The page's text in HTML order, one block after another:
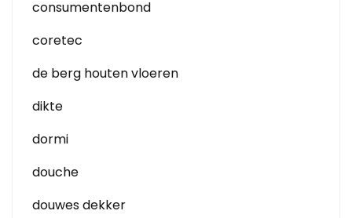
consumentenbond
coretec
de berg houten vloeren
dikte
dormi
douche
douwes dekker